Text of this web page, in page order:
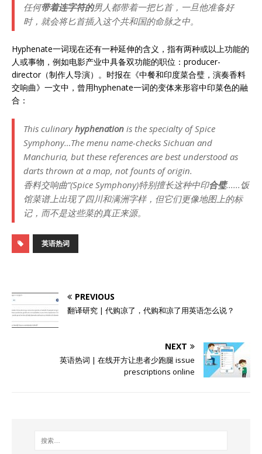
任何带着连字符的男人都带着一把匕首，一旦他准备好
时，就会将匕首插入这个共和国的命脉之中。
Hyphenate一词现在还有一种延伸的含义，指有两种或以上功能的
人或事物，例如电影产业中具备双功能的职位：producer-
director（制作人导演）。时报在《中餐和印度菜合璧，演奏香料
交响曲》一文中，曾用hyphenate一词的变体来形容中印菜色的融
合：
This culinaryhyphenation is the specialty of Spice
Symphony…The menu name-checks Sichuan and
Manchuria, but these references are best understood as
darts thrown at a map, not founts of origin.
香料交响曲”(Spice Symphony)特别擅长这种中印合璧......饭
馆菜谱上出现了四川和满洲字样，但它们更像地图上的标
记，而不是这些菜的真正来源。
英语热词
PREVIOUS
翻译研究 | 代购凉了，代购和凉了用英语怎么说？
NEXT
英语热词 | 在线开方让患者少跑腿 issue
prescriptions online